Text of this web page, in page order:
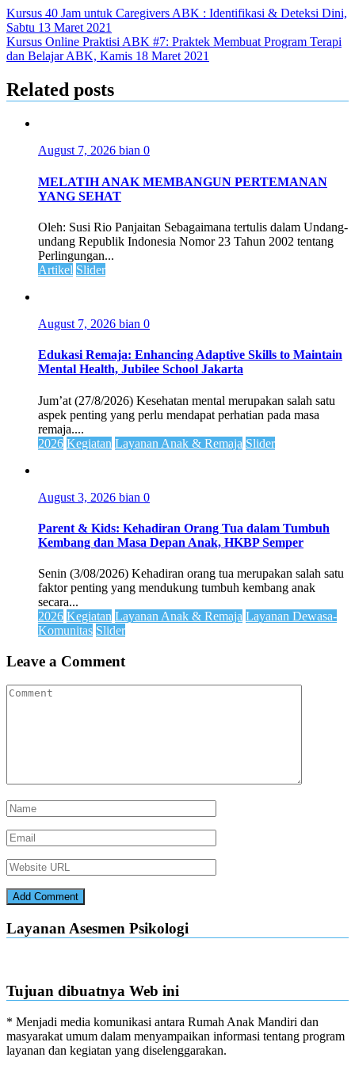
Kursus 40 Jam untuk Caregivers ABK : Identifikasi & Deteksi Dini,
Sabtu 13 Maret 2021
Kursus Online Praktisi ABK #7: Praktek Membuat Program Terapi
dan Belajar ABK, Kamis 18 Maret 2021
Related posts
August 7, 2026 bian 0
MELATIH ANAK MEMBANGUN PERTEMANAN
YANG SEHAT
Oleh: Susi Rio Panjaitan Sebagaimana tertulis dalam Undang-
undang Republik Indonesia Nomor 23 Tahun 2002 tentang
Perlingungan...
Artikel Slider
August 7, 2026 bian 0
Edukasi Remaja: Enhancing Adaptive Skills to Maintain
Mental Health, Jubilee School Jakarta
Jum’at (27/8/2026) Kesehatan mental merupakan salah satu
aspek penting yang perlu mendapat perhatian pada masa
remaja....
2026 Kegiatan Layanan Anak & Remaja Slider
August 3, 2026 bian 0
Parent & Kids: Kehadiran Orang Tua dalam Tumbuh
Kembang dan Masa Depan Anak, HKBP Semper
Senin (3/08/2026) Kehadiran orang tua merupakan salah satu
faktor penting yang mendukung tumbuh kembang anak
secara...
2026 Kegiatan Layanan Anak & Remaja Layanan Dewasa-
Komunitas Slider
Leave a Comment
Layanan Asesmen Psikologi
Tujuan dibuatnya Web ini
* Menjadi media komunikasi antara Rumah Anak Mandiri dan
masyarakat umum dalam menyampaikan informasi tentang program
layanan dan kegiatan yang diselenggarakan.